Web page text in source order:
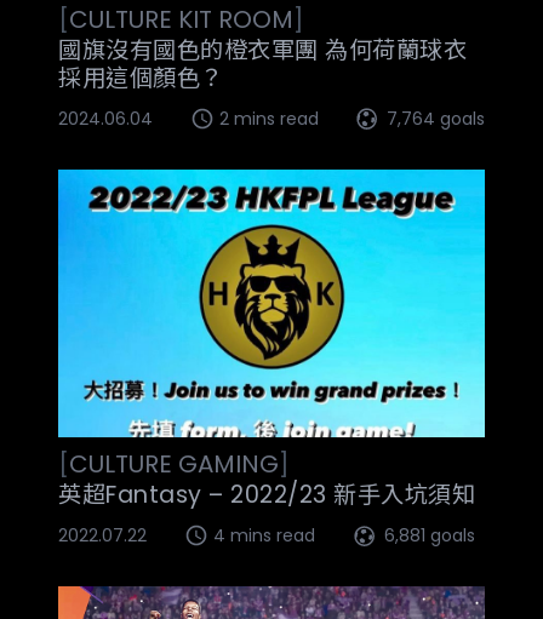
[CULTURE KIT ROOM]
國旗沒有國色的橙衣軍團 為何荷蘭球衣
採用這個顏色？
2024.06.04 2 mins read 7,764 goals
[CULTURE GAMING]
英超Fantasy – 2022/23 新手入坑須知
2022.07.22 4 mins read 6,881 goals